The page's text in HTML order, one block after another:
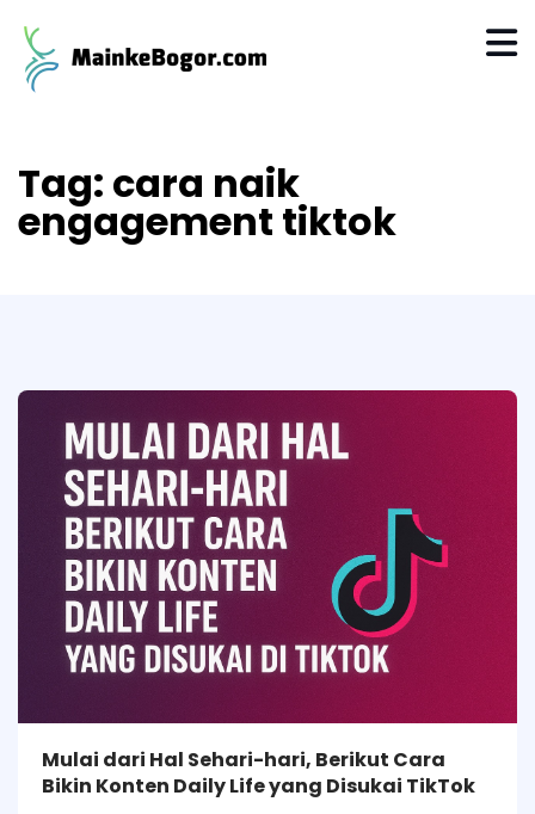
Tag: cara naik
engagement tiktok
Mulai dari Hal Sehari-hari, Berikut Cara
Bikin Konten Daily Life yang Disukai TikTok